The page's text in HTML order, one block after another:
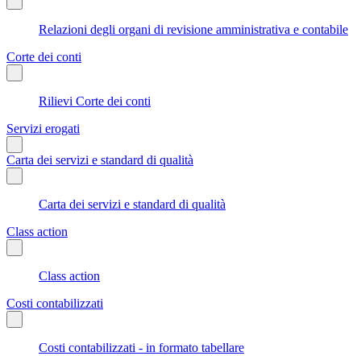
Relazioni degli organi di revisione amministrativa e contabile
Corte dei conti
Rilievi Corte dei conti
Servizi erogati
Carta dei servizi e standard di qualità
Carta dei servizi e standard di qualità
Class action
Class action
Costi contabilizzati
Costi contabilizzati - in formato tabellare